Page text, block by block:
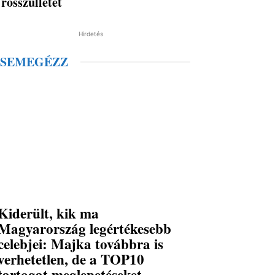
Hirdetés
kik ma
legértékesebb
Majka továbbra is
de a TOP10